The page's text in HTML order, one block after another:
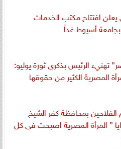
يعلن افتتاح مكتب الخدمات
بجامعة أسيوط غداً
تهنيء الرئيس بذكرى ثورة يوليو:
المصرية الكثير من حقوقها
بمحافظة كفر الشيخ
” المرأة المصرية اصبحت فى كل